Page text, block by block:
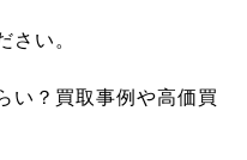
さい。
い？買取事例や高価買